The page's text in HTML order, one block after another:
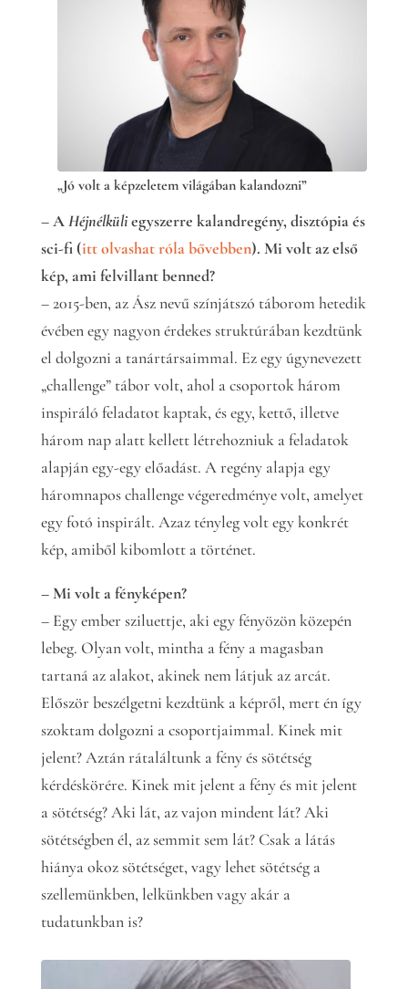
„Jó volt a képzeletem világában kalandozni”
– AHéjnélküliegyszerre kalandregény, disztópia és
sci-fi (itt olvashat róla bővebben). Mi volt az első
kép, ami felvillant benned?
– 2015-ben, az Ász nevű színjátszó táborom hetedik
évében egy nagyon érdekes struktúrában kezdtünk
el dolgozni a tanártársaimmal. Ez egy úgynevezett
„challenge” tábor volt, ahol a csoportok három
inspiráló feladatot kaptak, és egy, kettő, illetve
három nap alatt kellett létrehozniuk a feladatok
alapján egy-egy előadást. A regény alapja egy
háromnapos challenge végeredménye volt, amelyet
egy fotó inspirált. Azaz tényleg volt egy konkrét
kép, amiből kibomlott a történet.
– Mi volt a fényképen?
– Egy ember sziluettje, aki egy fényözön közepén
lebeg. Olyan volt, mintha a fény a magasban
tartaná az alakot, akinek nem látjuk az arcát.
Először beszélgetni kezdtünk a képről, mert én így
szoktam dolgozni a csoportjaimmal. Kinek mit
jelent? Aztán rátaláltunk a fény és sötétség
kérdéskörére. Kinek mit jelent a fény és mit jelent
a sötétség? Aki lát, az vajon mindent lát? Aki
sötétségben él, az semmit sem lát? Csak a látás
hiánya okoz sötétséget, vagy lehet sötétség a
szellemünkben, lelkünkben vagy akár a
tudatunkban is?